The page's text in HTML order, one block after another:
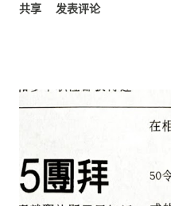
順利地執行各種活動。 她希
麼多年來一直有校友期待這個
友資料 她說，該會聘請一名
這項計划在執行時，可以即時
繼續為大家發放學校的各種資
鏈接 https://forms. gle/
共享 发表评论